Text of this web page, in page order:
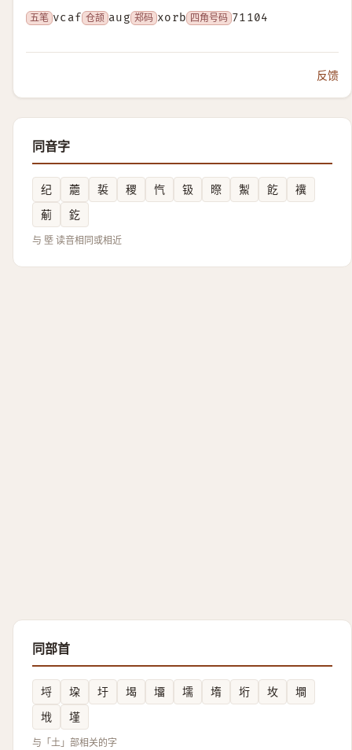
五笔 vcaf 仓颉 aug 郑码 xorb 四角号码 71104
反馈
同音字
纪 蘎 裚 稷 忾 钑 暩 䱥 䬣
䙫
葪
釳
与 塈 读音相同或相近
同部首
埒 垜 圩 堨 㙧 壖 堶 垳 坆
墹
㘺
墐
与「土」部相关的字